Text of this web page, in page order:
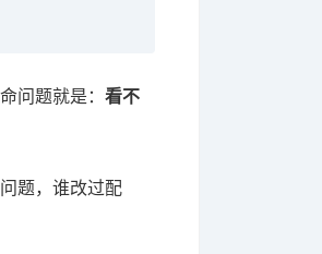
问题就是： 看不
题，谁改过配